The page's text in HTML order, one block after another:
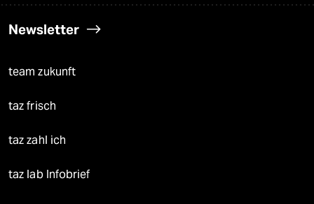
Newsletter
team zukunft
taz frisch
taz zahl ich
taz lab Infobrief